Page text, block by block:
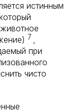
истинным
7 ,
при
чисто